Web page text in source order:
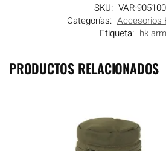
SKU: VAR-
Categorías: Accesorios
Etiqueta: hk
PRODUCTOS RELACIONADOS